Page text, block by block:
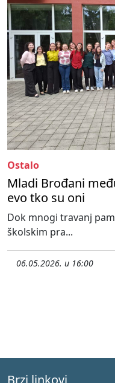
Ostalo
Mladi Brođani
evo tko su oni
Dok mnogi travanj
školskim pra...
06.05.2026. u 16:00
Brzi linkovi